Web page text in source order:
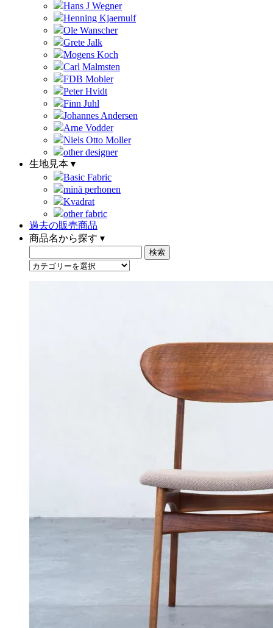
Hans J Wegner
Henning Kjaernulf
Ole Wanscher
Grete Jalk
Mogens Koch
Carl Malmsten
FDB Mobler
Peter Hvidt
Finn Juhl
Johannes Andersen
Arne Vodder
Niels Otto Moller
other designer
生地見本 ▾
Basic Fabric
minä perhonen
Kvadrat
other fabric
過去の販売商品
商品名から探す ▾